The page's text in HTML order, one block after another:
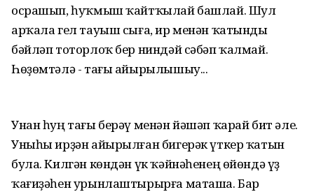
осрашып, һуҡмыш ҡайтҡылай башлай. Шул
арҡала гел тауыш сыға, ир менән ҡатынды
бәйләп тоторлоҡ бер ниндәй сәбәп ҡалмай.
Һөҙөмтәлә - тағы айырылышыу...
Унан һуң тағы берәү менән йәшәп ҡарай бит әле.
Уныһы ирҙән айырылған бигерәк үткер ҡатын
була. Килгән көндән үк ҡәйнәһенең өйөндә үҙ
ҡағиҙәһен урынлаштырырға маташа. Бар